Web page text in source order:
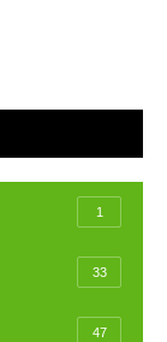
1
33
47